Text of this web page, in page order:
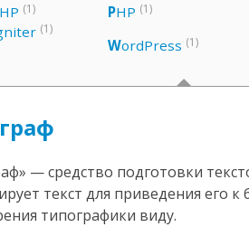
(1)
(1)
PHP (1)
WordPress (1)
— средство подготовки
текст для приведения его к
типографики виду.